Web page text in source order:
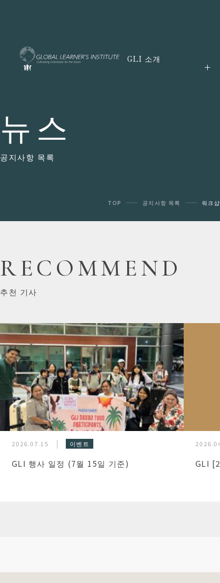
GLI 소개
뉴스
공지사항 목록
TOP 공지사항 목록 워크샵
RECOMMEND
추천 기사
2026.07.15 이벤트
GLI 행사 일정 (7월 15일 기준) GLI